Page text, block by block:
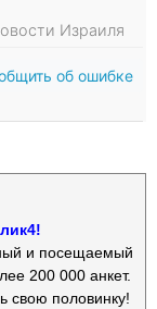
Израиля
об ошибке
и посещаемый
200 000 анкет.
свою половинку!